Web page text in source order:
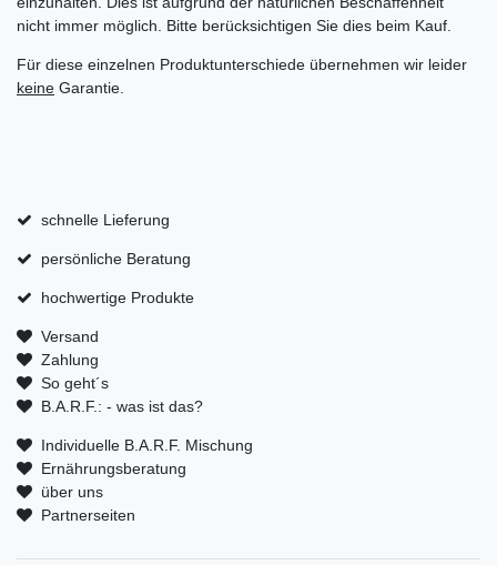
nicht immer möglich. Bitte berücksichtigen Sie dies beim Kauf.
Für diese einzelnen Produktunterschiede übernehmen wir leider
keine Garantie.
schnelle Lieferung
persönliche Beratung
hochwertige Produkte
Versand
Zahlung
So geht´s
B.A.R.F.: - was ist das?
Individuelle B.A.R.F. Mischung
Ernährungsberatung
über uns
Partnerseiten